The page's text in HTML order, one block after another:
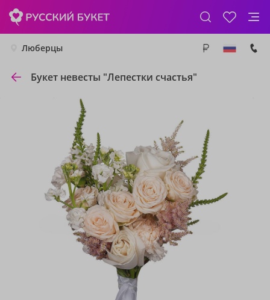
Люберцы
Букет невесты "Лепестки счастья"